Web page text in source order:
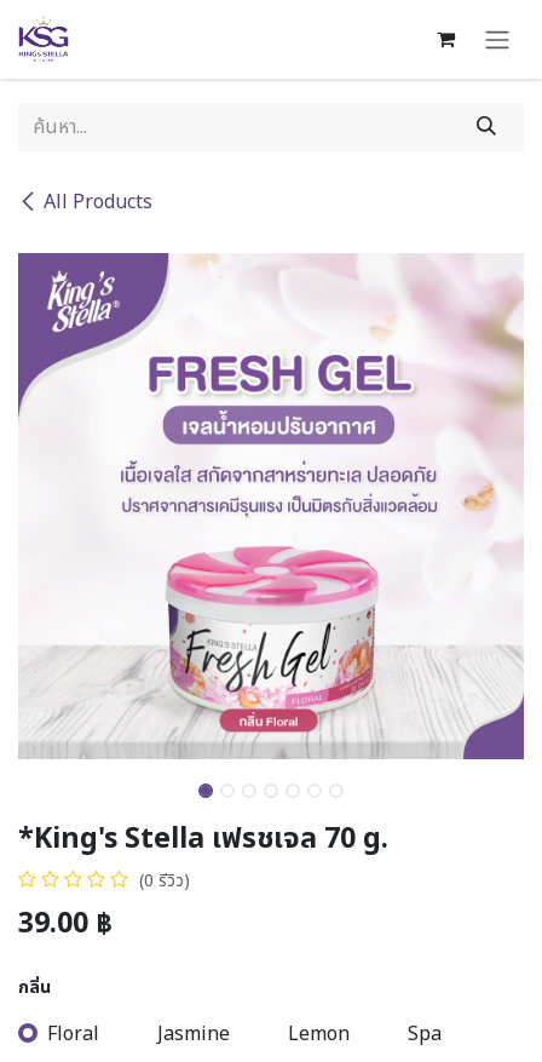
Skip to Content
All Products
*King's Stella เฟรชเจล 70 g.
(0 รีวิว)
39.00 ฿
กลิ่น
Floral Jasmine Lemon Spa